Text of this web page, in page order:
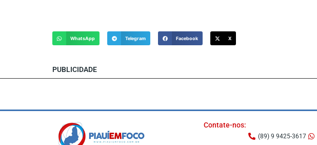
WhatsApp Telegram Facebook X
PUBLICIDADE
Contate-nos:
(89) 9 9425-3617